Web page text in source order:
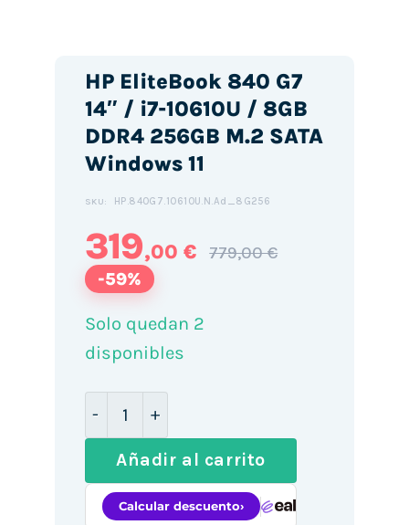
HP EliteBook 840 G7
14″ / i7-10610U / 8GB
DDR4 256GB M.2 SATA
Windows 11
SKU: HP.840G7.10610U.N.Ad_8G256
319,00 € 779,00 €
-59%
Solo quedan 2
disponibles
Añadir al carrito